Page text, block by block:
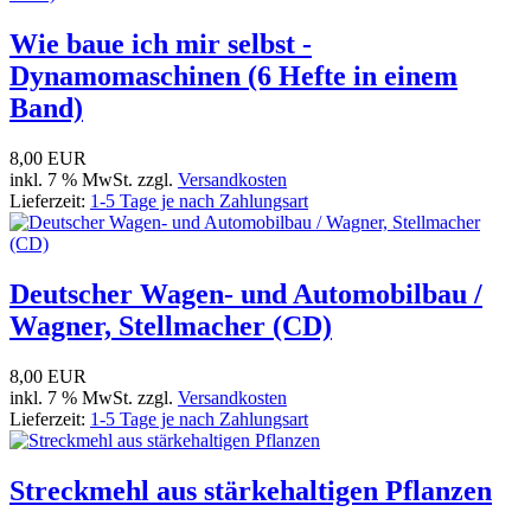
Wie baue ich mir selbst -
Dynamomaschinen (6 Hefte in einem
Band)
8,00 EUR
inkl. 7 % MwSt. zzgl. Versandkosten
Lieferzeit: 1-5 Tage je nach Zahlungsart
Deutscher Wagen- und Automobilbau /
Wagner, Stellmacher (CD)
8,00 EUR
inkl. 7 % MwSt. zzgl. Versandkosten
Lieferzeit: 1-5 Tage je nach Zahlungsart
Streckmehl aus stärkehaltigen Pflanzen